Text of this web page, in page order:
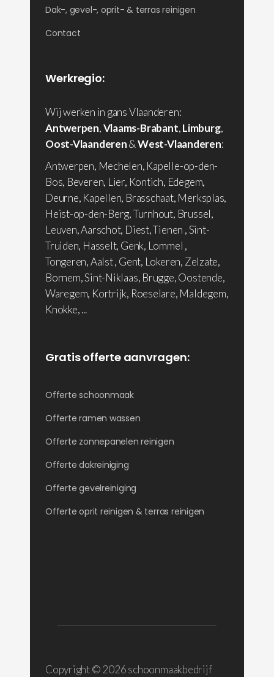
Dak-, gevel-, oprit- & terras reinigen
Contact
Werkregio:
Wij werken in gans Vlaanderen:
Antwerpen,Vlaams-Brabant,Limburg,
Oost-Vlaanderen&West-Vlaanderen:
Antwerpen, Mechelen, Kapelle-op-den-
Bos, Beveren, Lier, Kontich, Edegem,
Deurne, Kapellen, Brasschaat, Merksplas,
Heist-op-den-Berg, Turnhout, Brussel,
Leuven, Aarschot, Diest, Tienen , Sint-
Truiden, Hasselt, Genk, Lommel ,
Tongeren, Aalst , Gent, Lokeren, Zelzate,
Bornem, Sint-Niklaas, Brugge, Oostende,
Waregem, Kortrijk, Roeselare, Maldegem,
Knokke, ...
Gratis offerte aanvragen:
Offerte schoonmaak
Offerte ramen wassen
Offerte zonnepanelen reinigen
Offerte dakreiniging
Offerte gevelreiniging
Offerte oprit reinigen & terras reinigen
Copyright © 2026 schoonmaakbedrijf